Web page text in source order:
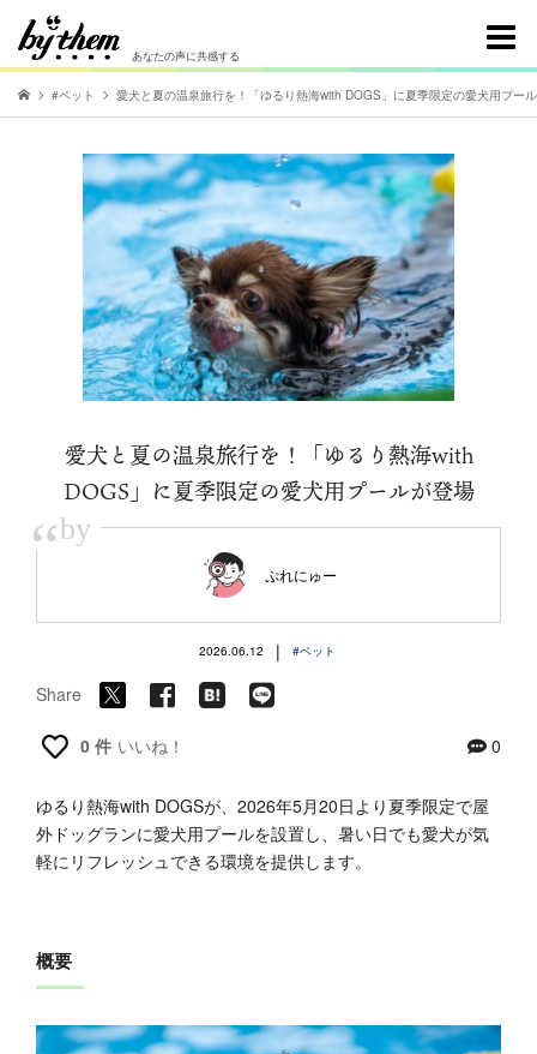
あなたの声に共感する
#ペット 愛犬と夏の温泉旅行を！「ゆるり熱海with DOGS」に夏季限定の愛犬用プー
愛犬と夏の温泉旅行を！「ゆるり熱海with
DOGS」に夏季限定の愛犬用プールが登場
“by
ぷれにゅー
2026.06.12 | #ペット
Share
0 件 いいね！ 0
ゆるり熱海with DOGSが、2026年5月20日より夏季限定で屋
外ドッグランに愛犬用プールを設置し、暑い日でも愛犬が気
軽にリフレッシュできる環境を提供します。
概要